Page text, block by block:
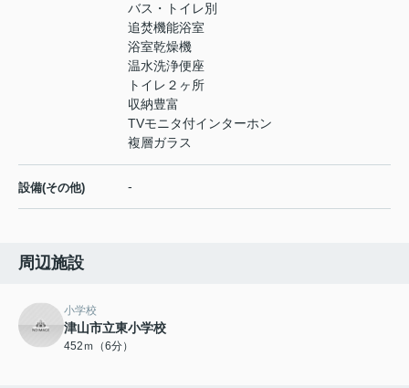
バス・トイレ別
追焚機能浴室
浴室乾燥機
温水洗浄便座
トイレ２ヶ所
収納豊富
TVモニタ付インターホン
複層ガラス
設備(その他) -
周辺施設
小学校
津山市立東小学校
452ｍ（6分）